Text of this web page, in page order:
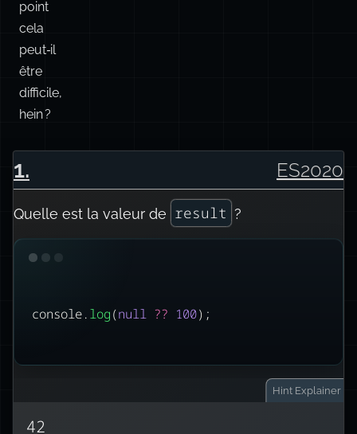
point
cela
peut‑il
être
difficile,
hein ?
1. ES2020
Quelle est la valeur de result ?
console.log(null ?? 100);
Hint Explainer
42